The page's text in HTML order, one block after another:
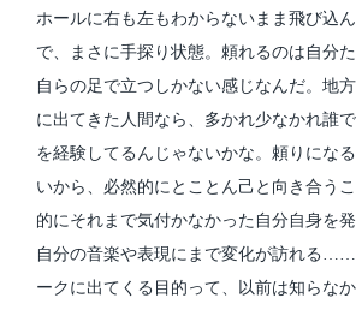
ホールに右も左もわからないまま飛び込
で、まさに手探り状態。頼れるのは自分
自らの足で立つしかない感じなんだ。地
に出てきた人間なら、多かれ少なかれ誰
を経験してるんじゃないかな。頼りにな
いから、必然的にとことん己と向き合う
的にそれまで気付かなかった自分自身を
自分の音楽や表現にまで変化が訪れる
ークに出てくる目的って、以前は知らな